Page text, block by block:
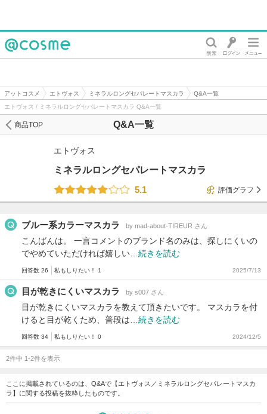
アットコスメ エトヴォス ミネラルロングセパレートマスカラ
Q&A一覧
エトヴォス / ミネラルロングセパレートマスカラ Q&A一覧
Q&A一覧
商品TOP
エトヴォス
ミネラルロングセパレートマスカラ
5.1
評価グラフ
ブルー系カラーマスカラ by mad-about-TIREUR さん
こんばんは。 一言コメントのブランド名のみは、探しにくいの
でやめていただければ嬉しい… 続きを読む
回答数 26 私もしりたい！ 1 2025/7/13
目が乾きにくいマスカラ by s007 さん
目が乾きにくいマスカラを教えて頂きたいです。 マスカラを付
けると目が乾くため、普段は… 続きを読む
回答数 34 私もしりたい！ 0 2024/12/5
2件中 1-2件を表示
ここに掲載されているのは、Q&Aで【エトヴォス／ミネラルロングセパレートマスカ
ラ】に関する投稿を抜粋したものです。